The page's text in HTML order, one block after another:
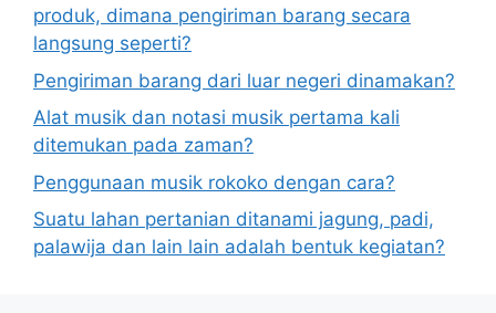
produk, dimana pengiriman barang secara
langsung seperti?
Pengiriman barang dari luar negeri dinamakan?
Alat musik dan notasi musik pertama kali
ditemukan pada zaman?
Penggunaan musik rokoko dengan cara?
Suatu lahan pertanian ditanami jagung, padi,
palawija dan lain lain adalah bentuk kegiatan?